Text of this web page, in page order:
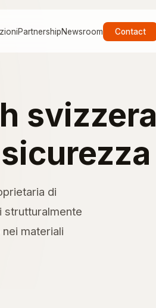
PartnershipNewsroom Contact
svizzera
di
strutturalmente
materiali